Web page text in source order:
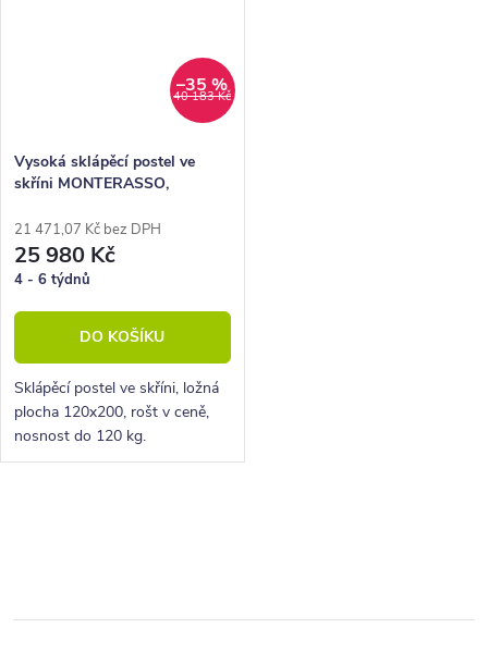
40 183 Kč
–35 %
Vysoká sklápěcí postel ve
skříni MONTERASSO,
21 471,07 Kč bez DPH
25 980 Kč
4 - 6 týdnů
DO KOŠÍKU
Sklápěcí postel ve skříni, ložná
plocha 120x200, rošt v ceně,
nosnost do 120 kg.
á